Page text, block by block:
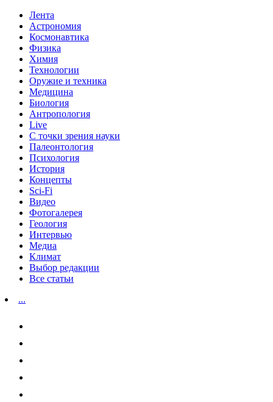
Лента
Астрономия
Космонавтика
Физика
Химия
Технологии
Оружие и техника
Медицина
Биология
Антропология
Live
С точки зрения науки
Палеонтология
Психология
История
Концепты
Sci-Fi
Видео
Фотогалерея
Геология
Интервью
Медиа
Климат
Выбор редакции
Все статьи
...